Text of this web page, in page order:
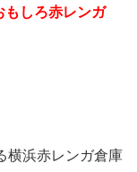
もしろ赤レンガ
横浜赤レンガ倉庫